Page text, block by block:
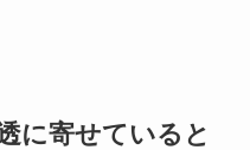
に寄せていると